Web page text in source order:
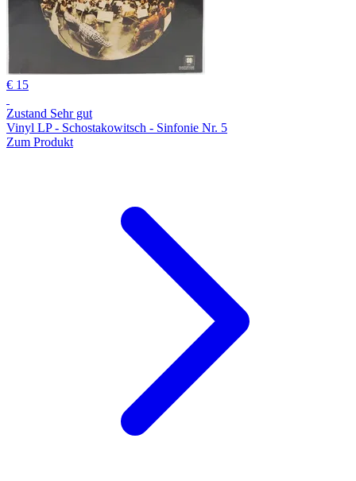
€ 15
Zustand Sehr gut
Vinyl LP - Schostakowitsch - Sinfonie Nr. 5
Zum Produkt